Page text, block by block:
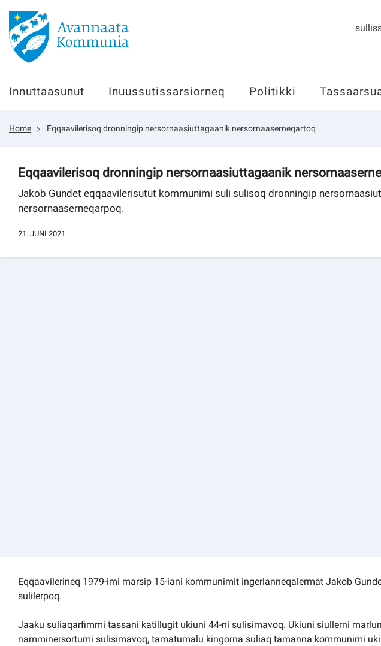
Innuttaasunut
Inuussutissarsiorneq
Politikki
Tassaarsuaq
Innuttaasunut Inuussutissarsiorneq Politikki
Home Eqqaavilerisoq dronningip nersornaasiuttagaanik nersornaaserneqartoq
Eqqaavilerisoq dronningip nersornaasiuttagaanik
Jakob Gundet eqqaavilerisutut kommunimi suli sulisoq dronningip
nersornaaserneqarpoq.
21. JUNI 2021
Eqqaavilerineq 1979-imi marsip 15-iani kommunimit ingerlanneqalermat Jakob
sulilerpoq.
Jaaku suliaqarfimmi tassani katillugit ukiuni 44-ni sulisimavoq. Ukiuni siullerni
namminersortumi sulisimavoq, tamatumalu kingorna suliaq tamanna kommunimi